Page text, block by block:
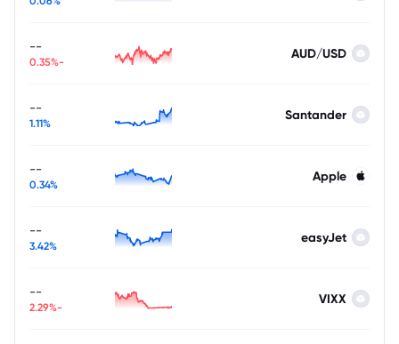
AUD/USD
--
-0.35%
Santander
--
1.11%
Apple
--
0.34%
easyJet
--
3.42%
VIXX
--
-2.29%